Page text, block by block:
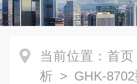
当前位置： 首页
析 > GHK-